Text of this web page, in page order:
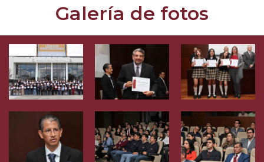
Galería de fotos